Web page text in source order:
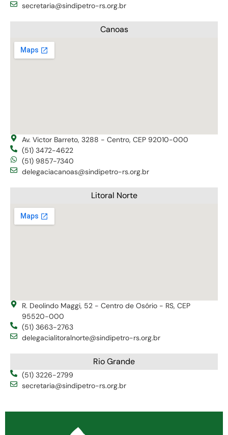
secretaria@sindipetro-rs.org.br
Canoas
Av. Victor Barreto, 3288 - Centro, CEP 92010-000
(51) 3472-4622
(51) 9857-7340
delegaciacanoas@sindipetro-rs.org.br
Litoral Norte
R. Deolindo Maggi, 52 - Centro de Osório - RS, CEP
95520-000
(51) 3663-2763
delegacialitoralnorte@sindipetro-rs.org.br
Rio Grande
(51) 3226-2799
secretaria@sindipetro-rs.org.br